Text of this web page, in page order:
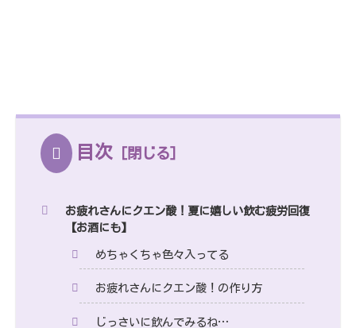
目次
お疲れさんにクエン酸！夏に嬉しい飲む疲労回復
【お酒にも】
めちゃくちゃ色々入ってる
お疲れさんにクエン酸！の作り方
じっさいに飲んでみるね…